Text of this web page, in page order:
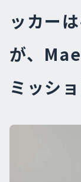
ッカー
が、
ミッショ